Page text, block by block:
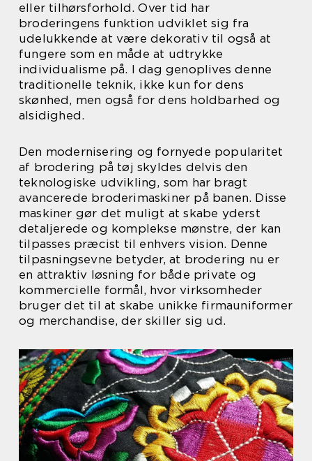
eller tilhørsforhold. Over tid har
broderingens funktion udviklet sig fra
udelukkende at være dekorativ til også at
fungere som en måde at udtrykke
individualisme på. I dag genoplives denne
traditionelle teknik, ikke kun for dens
skønhed, men også for dens holdbarhed og
alsidighed.
Den modernisering og fornyede popularitet
af brodering på tøj skyldes delvis den
teknologiske udvikling, som har bragt
avancerede broderimaskiner på banen. Disse
maskiner gør det muligt at skabe yderst
detaljerede og komplekse mønstre, der kan
tilpasses præcist til enhvers vision. Denne
tilpasningsevne betyder, at brodering nu er
en attraktiv løsning for både private og
kommercielle formål, hvor virksomheder
bruger det til at skabe unikke firmauniformer
og merchandise, der skiller sig ud.